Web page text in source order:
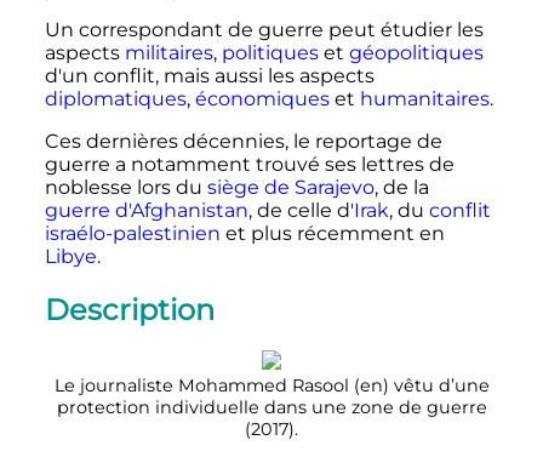
Un correspondant de guerre peut étudier les
aspects militaires, politiqueset géopolitiques
d'un conflit, mais aussi les aspects
diplomatiques, économiqueset humanitaires.
Ces dernières décennies, le reportage de
guerre a notamment trouvé ses lettres de
noblesse lors du siège de Sarajevo, de la
guerre d'Afghanistan, de celle d'Irak, du conflit
israélo-palestinien et plus récemment en
Libye.
Description
Le journaliste Mohammed Rasool (en) vêtu d’une
protection individuelle dans une zone de guerre
(2017).